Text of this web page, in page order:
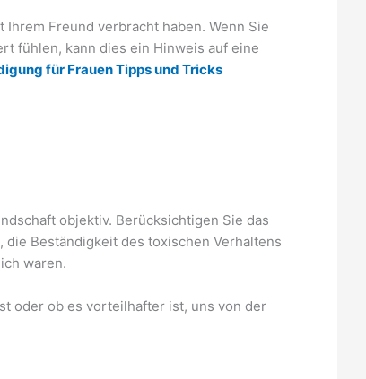
Freund verbracht haben. Wenn Sie
fühlen, kann dies ein Hinweis auf eine
für Frauen Tipps und Tricks
objektiv. Berücksichtigen Sie das
Beständigkeit des toxischen Verhaltens
waren.
oder ob es vorteilhafter ist, uns von der